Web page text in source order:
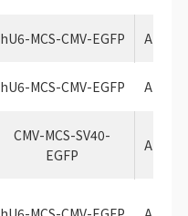
hU6-MCS-CMV-EGFP
hU6-MCS-CMV-EGFP
CMV-MCS-SV40-
EGFP